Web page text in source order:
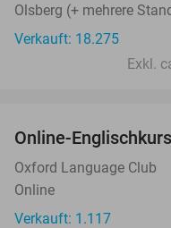
Olsberg (+ mehrere
Verkauft: 18.275
Exkl.
Online-
Oxford Language Club
Online
Verkauft: 1.117